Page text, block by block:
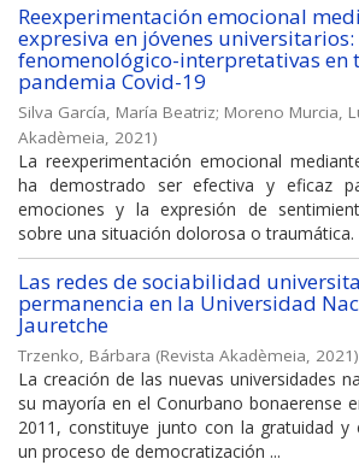
Reexperimentación emocional
expresiva en jóvenes universitarios:
fenomenológico-interpretativas en
pandemia Covid-19
Silva García, María Beatriz; Moreno Murcia,
Akadèmeia, 2021)
La reexperimentación emocional
ha demostrado ser efectiva y eficaz
emociones y la expresión de
sobre una situación dolorosa o traumática.
Las redes de sociabilidad
permanencia en la Universidad
Jauretche
Trzenko, Bárbara (Revista Akadèmeia, 2021)
La creación de las nuevas universidades
su mayoría en el Conurbano bonaerense
2011, constituye junto con la gratuidad y
un proceso de democratización ...